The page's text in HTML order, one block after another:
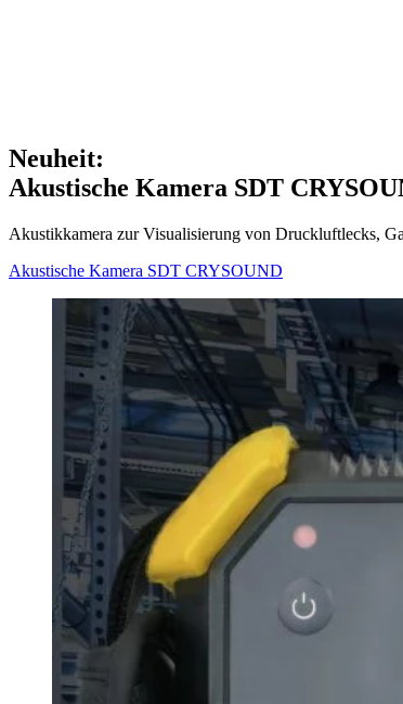
Neuheit:
Akustische Kamera SDT
Akustikkamera zur Visualisierung von Druckluftlecks,
Akustische Kamera SDT CRYSOUND